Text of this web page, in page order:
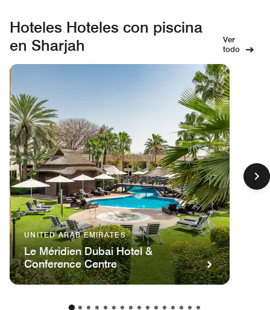
Hoteles Hoteles con piscina
en Sharjah
Ver
todo
UNITED ARAB EMIRATES
Le Méridien Dubai Hotel &
Conference Centre